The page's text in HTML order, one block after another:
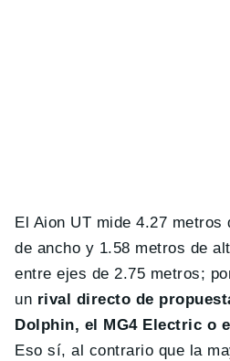
El Aion UT mide 4.27
de ancho y 1.58 metros de
entre ejes de 2.75 metros;
un rival directo de
Dolphin, el MG4 Electric o
Eso sí, al contrario que la